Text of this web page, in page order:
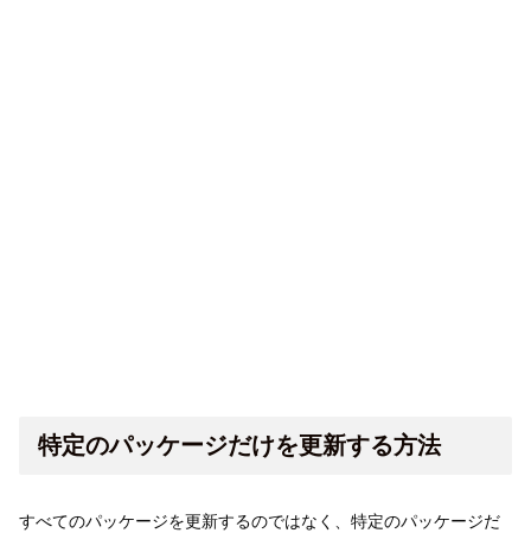
特定のパッケージだけを更新する方法
すべてのパッケージを更新するのではなく、特定のパッケージだ